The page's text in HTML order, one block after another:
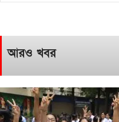
আরও খবর